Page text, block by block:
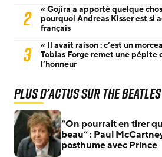
2
« Gojira a apporté quelque
pourquoi Andreas Kisser est si
français
3
« Il avait raison : c’est un
Tobias Forge remet une pépite
l’honneur
Plus d'actus sur The Beatles
“On pourrait en tirer
beau” : Paul
posthume avec Prince